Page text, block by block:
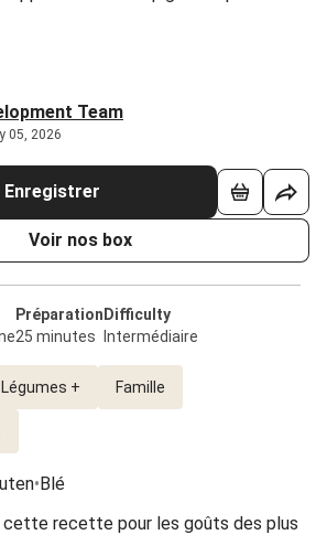
Team
05, 2026
Enregistrer
Voir nos box
Préparation
25 minutes
Difficulty
Intermédiaire
Légumes + Famille
•Blé
recette pour les goûts des plus